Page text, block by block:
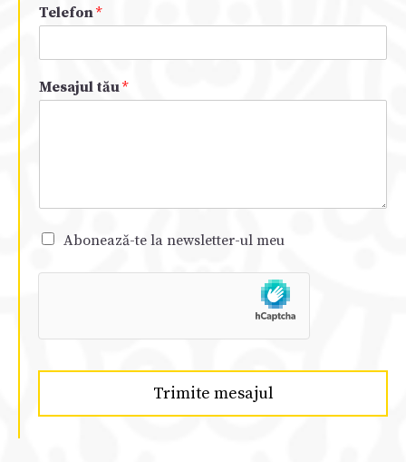
Telefon*
Mesajul tău*
Abonează-te la newsletter-ul meu
Trimite mesajul